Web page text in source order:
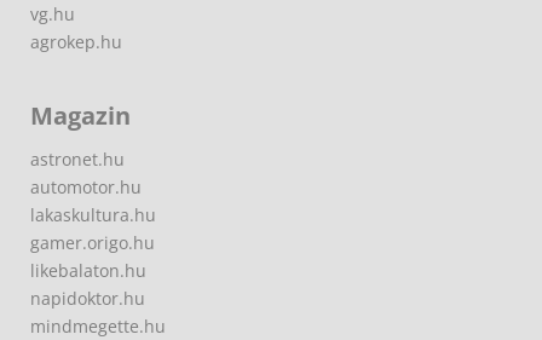
vg.hu
agrokep.hu
Magazin
astronet.hu
automotor.hu
lakaskultura.hu
gamer.origo.hu
likebalaton.hu
napidoktor.hu
mindmegette.hu